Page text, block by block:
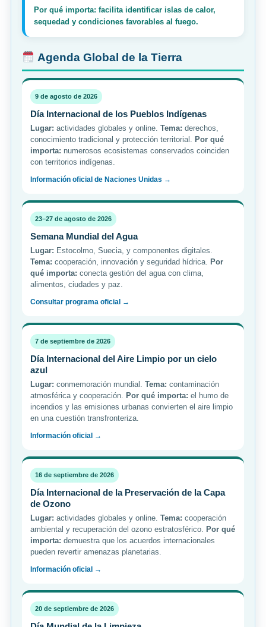
Por qué importa: facilita identificar islas de calor,
sequedad y condiciones favorables al fuego.
Agenda Global de la Tierra
9 de agosto de 2026
Día Internacional de los Pueblos Indígenas
Lugar: actividades globales y online. Tema: derechos,
conocimiento tradicional y protección territorial. Por qué
importa: numerosos ecosistemas conservados coinciden
con territorios indígenas.
Información oficial de Naciones Unidas →
23–27 de agosto de 2026
Semana Mundial del Agua
Lugar: Estocolmo, Suecia, y componentes digitales.
Tema: cooperación, innovación y seguridad hídrica. Por
qué importa: conecta gestión del agua con clima,
alimentos, ciudades y paz.
Consultar programa oficial →
7 de septiembre de 2026
Día Internacional del Aire Limpio por un cielo
azul
Lugar: conmemoración mundial. Tema: contaminación
atmosférica y cooperación. Por qué importa: el humo de
incendios y las emisiones urbanas convierten el aire limpio
en una cuestión transfronteriza.
Información oficial →
16 de septiembre de 2026
Día Internacional de la Preservación de la Capa
de Ozono
Lugar: actividades globales y online. Tema: cooperación
ambiental y recuperación del ozono estratosférico. Por qué
importa: demuestra que los acuerdos internacionales
pueden revertir amenazas planetarias.
Información oficial →
20 de septiembre de 2026